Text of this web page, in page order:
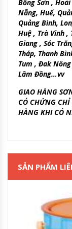
Bồng Sơn ,
Nẵng, Huế,
Quảng Bình,
Huệ , Trà Vinh ,
Giang , Sóc
Tháp, Thanh
Tum , Đak
Lâm Đồng…vv
GIAO HÀNG
CÓ CHỨNG CHỈ
HÀNG KHI CÓ
SẢN PHẨM